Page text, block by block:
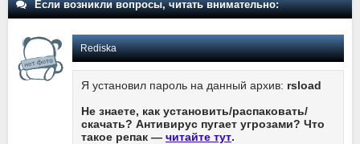
Если возникли вопросы, читать внимательно:
Rediska
Я установил пароль на данный архив: rsload
Не знаете, как установить/распаковать/
скачать? Антивирус пугает угрозами? Что
такое репак — читайте тут.